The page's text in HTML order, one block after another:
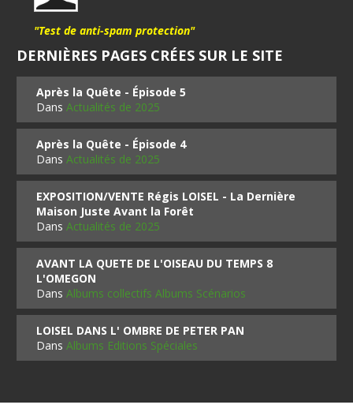
"Test de anti-spam protection"
DERNIÈRES PAGES CRÉES SUR LE SITE
Après la Quête - Épisode 5
DansActualités de 2025
Après la Quête - Épisode 4
DansActualités de 2025
EXPOSITION/VENTE Régis LOISEL - La Dernière
Maison Juste Avant la Forêt
DansActualités de 2025
AVANT LA QUETE DE L'OISEAU DU TEMPS 8
L'OMEGON
DansAlbums collectifs Albums Scénarios
LOISEL DANS L' OMBRE DE PETER PAN
DansAlbums Editions Spéciales